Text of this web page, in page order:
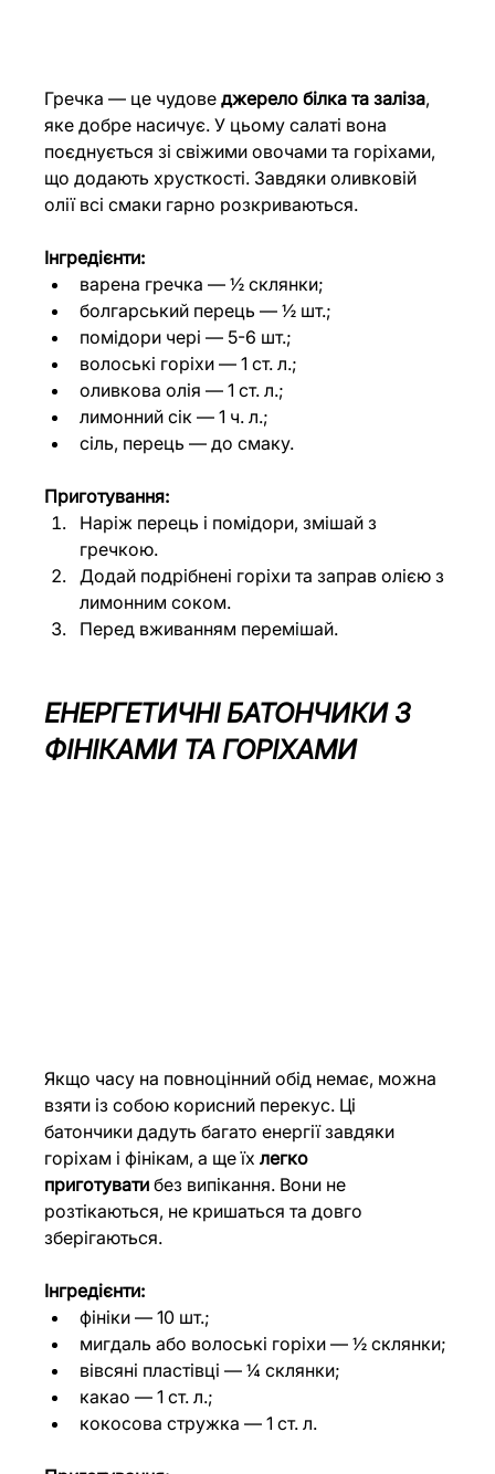
Гречка — це чудове джерело білка та заліза,
яке добре насичує. У цьому салаті вона
поєднується зі свіжими овочами та горіхами,
що додають хрусткості. Завдяки оливковій
олії всі смаки гарно розкриваються.
Інгредієнти:
варена гречка — ½ склянки;
болгарський перець — ½ шт.;
помідори чері — 5-6 шт.;
волоські горіхи — 1 ст. л.;
оливкова олія — 1 ст. л.;
лимонний сік — 1 ч. л.;
сіль, перець — до смаку.
Приготування:
Наріж перець і помідори, змішай з
гречкою.
Додай подрібнені горіхи та заправ олією з
лимонним соком.
Перед вживанням перемішай.
ЕНЕРГЕТИЧНІ БАТОНЧИКИ З
ФІНІКАМИ ТА ГОРІХАМИ
Якщо часу на повноцінний обід немає, можна
взяти із собою корисний перекус. Ці
батончики дадуть багато енергії завдяки
горіхам і фінікам, а ще їх легко
приготувати без випікання. Вони не
розтікаються, не кришаться та довго
зберігаються.
Інгредієнти:
фініки — 10 шт.;
мигдаль або волоські горіхи — ½ склянки;
вівсяні пластівці — ¼ склянки;
какао — 1 ст. л.;
кокосова стружка — 1 ст. л.